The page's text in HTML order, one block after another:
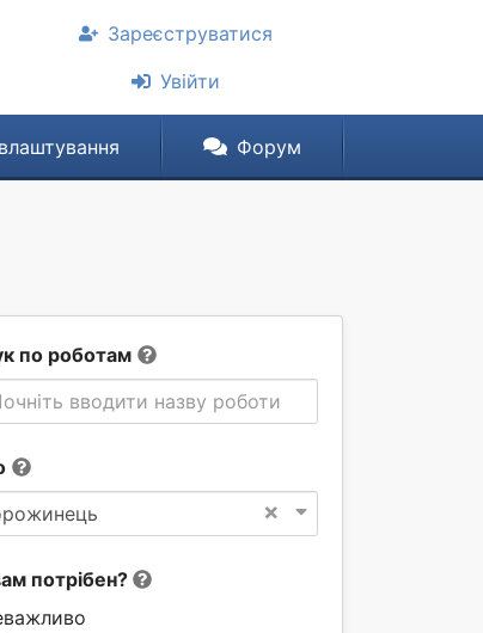
Зареєструватися
Увійти
Форум
по роботам
вводити назву роботи
×
потрібен?